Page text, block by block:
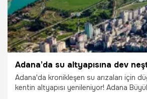
Adana'da kronikleşen su arızaları için
kentin altyapısı yenileniyor! Adana